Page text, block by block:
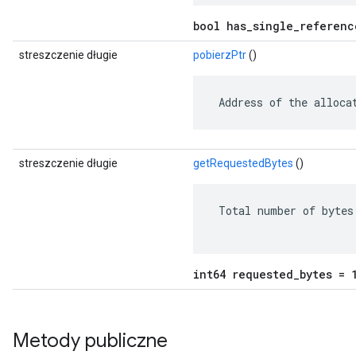
bool
streszczenie długie pobierzPtr()
Address of the
streszczenie długie getRequestedBytes ()
Total number of
int64 requested_bytes =
Metody publiczne